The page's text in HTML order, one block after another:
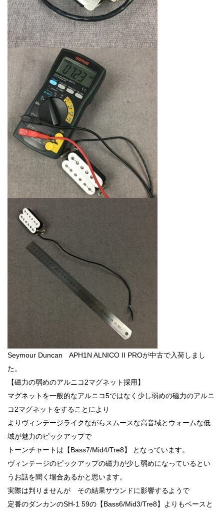
Seymour Duncan APH1N ALNICO II PROが中古で入荷しまし
た。
【磁力の弱めのアルニコ2マグネット採用】
マグネットを一般的なアルニコ5ではなく少し弱めの磁力のアルニ
コ2マグネットをすることにより
よりヴィンテージライクながらスムースな高音域とウォームな低
域が魅力のピックアップで
トーンチャートは【Bass7/Mid4/Tre8】 となっています。
ヴィンテージのピックアップの磁力が少し弱めになっているとい
うお話を聞く場合あるかと思います。
実際は判りませんが その結果サウンドに影響するようで
定番のダンカンのSH-1 59の【Bass6/Mid3/Tre8】よりもベースと